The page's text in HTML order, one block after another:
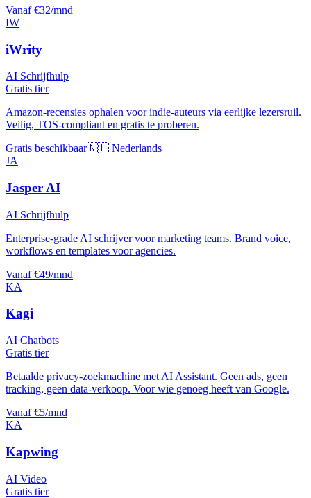
Vanaf €32/mnd
IW
iWrity
AI Schrijfhulp
Gratis tier
Amazon-recensies ophalen voor indie-auteurs via eerlijke lezersruil.
Veilig, TOS-compliant en gratis te proberen.
Gratis beschikbaar🇳🇱 Nederlands
JA
Jasper AI
AI Schrijfhulp
Enterprise-grade AI schrijver voor marketing teams. Brand voice,
workflows en templates voor agencies.
Vanaf €49/mnd
KA
Kagi
AI Chatbots
Gratis tier
Betaalde privacy-zoekmachine met AI Assistant. Geen ads, geen
tracking, geen data-verkoop. Voor wie genoeg heeft van Google.
Vanaf €5/mnd
KA
Kapwing
AI Video
Gratis tier